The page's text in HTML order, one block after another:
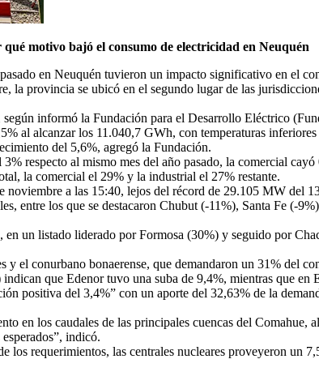
qué motivo bajó el consumo de electricidad en Neuquén
en Neuquén tuvieron un impacto significativo en el
la provincia se ubicó en el segundo lugar de las
informó la Fundación para el Desarrollo Eléctrico
al alcanzar los 11.040,7 GWh, con temperaturas
del 5,6%, agregó la Fundación.
respecto al mismo mes del año pasado, la comercial
la comercial el 29% y la industrial el 27% restante.
a las 15:40, lejos del récord de 29.105 MW del
entre los que se destacaron Chubut (-11%), Santa Fe (-
en un listado liderado por Formosa (30%) y seguido por
el conurbano bonaerense, que demandaron un 31% del
que Edenor tuvo una suba de 9,4%, mientras que en
positiva del 3,4%” con un aporte del 32,63% de la
en los caudales de las principales cuencas del
indicó.
requerimientos, las centrales nucleares proveyeron un